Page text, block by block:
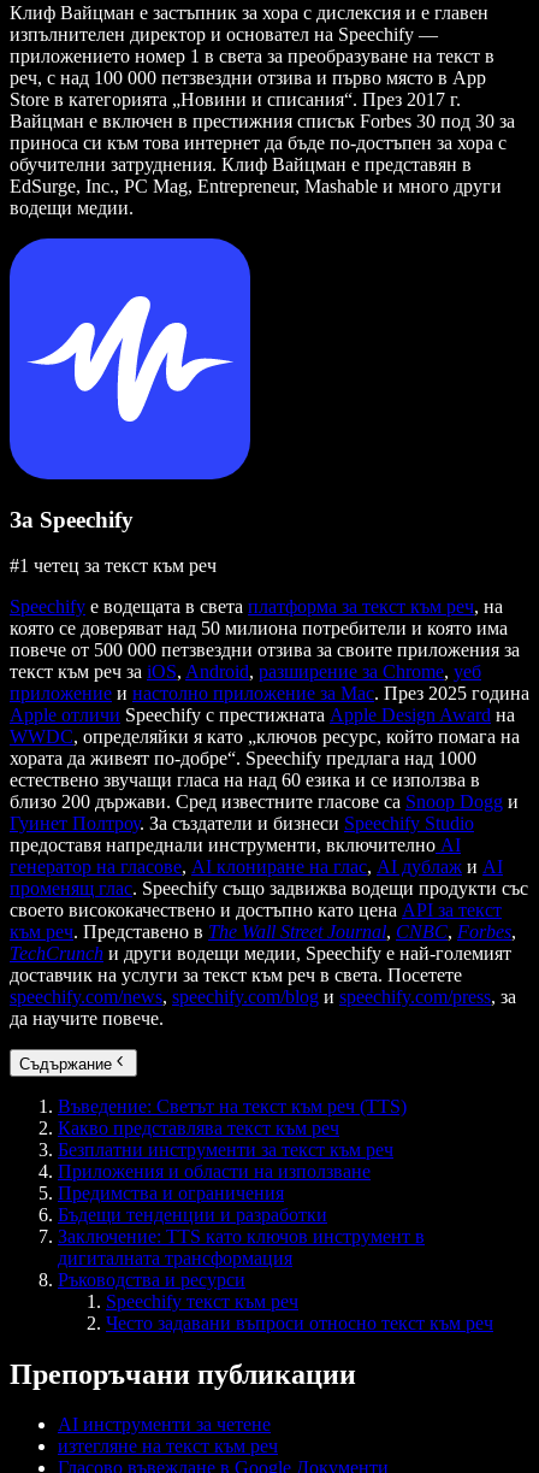
Клиф Вайцман е застъпник за хора с дислексия и е главен
изпълнителен директор и основател на Speechify —
приложението номер 1 в света за преобразуване на текст в
реч, с над 100 000 петзвездни отзива и първо място в App
Store в категорията „Новини и списания“. През 2017 г.
Вайцман е включен в престижния списък Forbes 30 под 30 за
приноса си към това интернет да бъде по-достъпен за хора с
обучителни затруднения. Клиф Вайцман е представян в
EdSurge, Inc., PC Mag, Entrepreneur, Mashable и много други
водещи медии.
За Speechify
#1 четец за текст към реч
Speechify е водещата в света платформа за текст към реч, на
която се доверяват над 50 милиона потребители и която има
повече от 500 000 петзвездни отзива за своите приложения за
текст към реч за iOS, Android, разширение за Chrome, уеб
приложение и настолно приложение за Mac. През 2025 година
Apple отличи Speechify с престижната Apple Design Award на
WWDC, определяйки я като „ключов ресурс, който помага на
хората да живеят по-добре“. Speechify предлага над 1000
естествено звучащи гласа на над 60 езика и се използва в
близо 200 държави. Сред известните гласове са Snoop Dogg и
Гуинет Полтроу. За създатели и бизнеси Speechify Studio
предоставя напреднали инструменти, включително AI
генератор на гласове, AI клониране на глас, AI дублаж и AI
променящ глас. Speechify също задвижва водещи продукти със
своето висококачествено и достъпно като цена API за текст
към реч. Представено в The Wall Street Journal, CNBC, Forbes,
TechCrunch и други водещи медии, Speechify е най-големият
доставчик на услуги за текст към реч в света. Посетете
speechify.com/news, speechify.com/blog и speechify.com/press, за
да научите повече.
Съдържание
Въведение: Светът на текст към реч (TTS)
Какво представлява текст към реч
Безплатни инструменти за текст към реч
Приложения и области на използване
Предимства и ограничения
Бъдещи тенденции и разработки
Заключение: TTS като ключов инструмент в
дигиталната трансформация
Ръководства и ресурси
Speechify текст към реч
Често задавани въпроси относно текст към реч
Препоръчани публикации
AI инструменти за четене
изтегляне на текст към реч
Гласово въвеждане в Google Документи